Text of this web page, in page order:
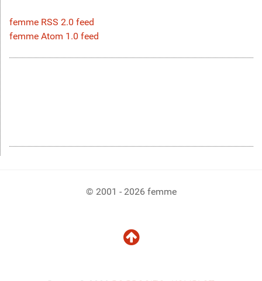
femme RSS 2.0 feed
femme Atom 1.0 feed
© 2001 - 2026 femme